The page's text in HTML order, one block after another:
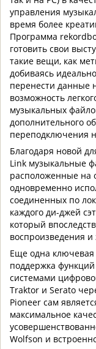
управления
время более
Программа
готовить свои
такие вещи, как
добиваясь
перенести данные
возможность
музыкальных
дополнительного
переподключения
Благодаря новой
Link музыкальные
расположенные на
одновременно
соединенных по
каждого ди-джей
который
воспроизведения
Еще одна ключевая
поддержка
системами
Traktor и Serato
Pioneer сам
максимальное
Wolfson и